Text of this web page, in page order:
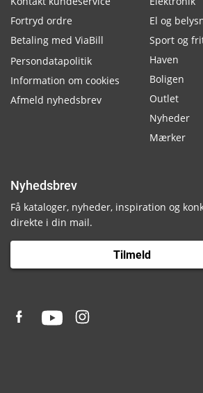
Fortryd ordre
Betaling med ViaBill
Persondatapolitik
Information om cookies
Afmeld nyhedsbrev
El og
Sport og
Haven
Boligen
Outlet
Nyheder
Mærker
Nyhedsbrev
Få kataloger, nyheder, inspiration og
direkte i din mail.
Tilmeld